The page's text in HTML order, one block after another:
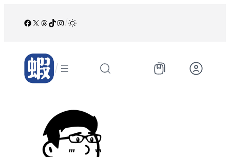
Facebook
X Threads
TikTok
Instagram
/
/